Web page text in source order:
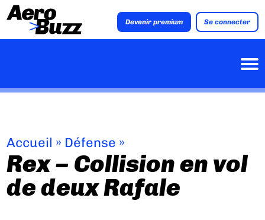
Devenir premium Se connecter
Accueil » Défense »
Rex – Collision en vol
de deux Rafale